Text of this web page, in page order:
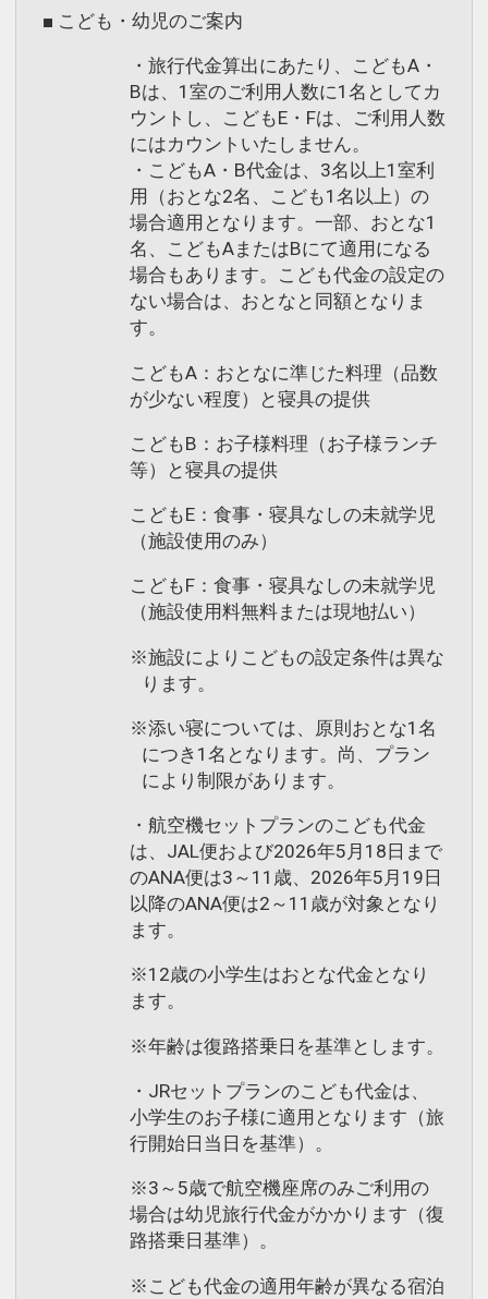
■ こども・幼児のご案内
・旅行代金算出にあたり、こどもA・
Bは、1室のご利用人数に1名としてカ
ウントし、こどもE・Fは、ご利用人数
にはカウントいたしません。
・こどもA・B代金は、3名以上1室利
用（おとな2名、こども1名以上）の
場合適用となります。一部、おとな1
名、こどもAまたはBにて適用になる
場合もあります。こども代金の設定の
ない場合は、おとなと同額となりま
す。
こどもA：おとなに準じた料理（品数
が少ない程度）と寝具の提供
こどもB：お子様料理（お子様ランチ
等）と寝具の提供
こどもE：食事・寝具なしの未就学児
（施設使用のみ）
こどもF：食事・寝具なしの未就学児
（施設使用料無料または現地払い）
※施設によりこどもの設定条件は異な
ります。
※添い寝については、原則おとな1名
につき1名となります。尚、プラン
により制限があります。
・航空機セットプランのこども代金
は、JAL便および2026年5月18日まで
のANA便は3～11歳、2026年5月19日
以降のANA便は2～11歳が対象となり
ます。
※12歳の小学生はおとな代金となり
ます。
※年齢は復路搭乗日を基準とします。
・JRセットプランのこども代金は、
小学生のお子様に適用となります（旅
行開始日当日を基準）。
※3～5歳で航空機座席のみご利用の
場合は幼児旅行代金がかかります（復
路搭乗日基準）。
※こども代金の適用年齢が異なる宿泊